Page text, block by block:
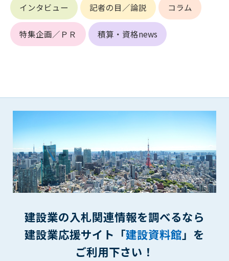
インタビュー 記者の目／論説 コラム
特集企画／ＰＲ 積算・資格news
建設業の入札関連情報を調べるなら
建設業応援サイト「建設資料館」を
ご利用下さい！
る行為
(2) 第三者または管理者の財産、プライバシー等を侵害する行
為
(3) 第三者または管理者を誹謗中傷する行為
(9) その他、法律に反する行為
(10) 建設資料館から知り得た情報及びダウンロードした情報
を、営利を目的として第三者に転売し、または転売のため
に第三者に提供すること
第7条（登録内容の削除）
管理者は、会員が登録した内容が以下に該当する、またはその
恐れのあるものは、会員の承諾なく削除できるものとします。
と管理者が、判断した場合
(2) 建設資料館の運営および保守管理上、必要と判断した場合
(3) 広告掲載料金の支払が遅延した場合
(4) その他、管理者が不適当と判断した場合